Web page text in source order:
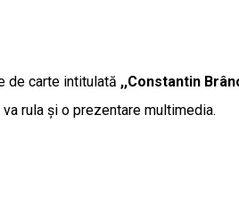
de carte intitulată ,,Constantin
rula și o prezentare multimedia.